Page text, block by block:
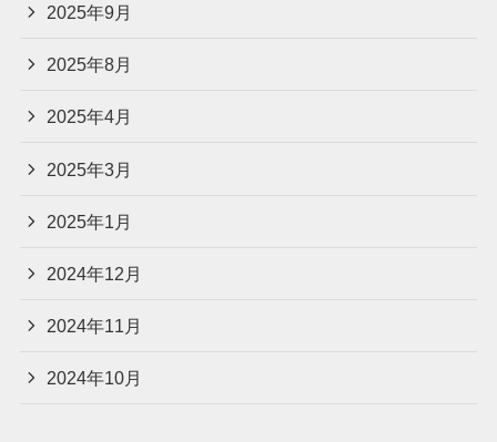
2025年9月
2025年8月
2025年4月
2025年3月
2025年1月
2024年12月
2024年11月
2024年10月